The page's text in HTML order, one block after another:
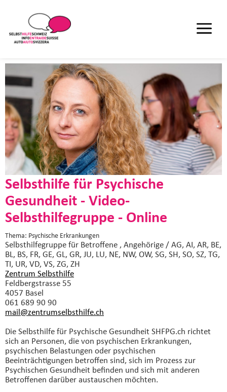
Selbsthilfe für Psychische
Gesundheit - Video-
Selbsthilfegruppe - Online
Thema: Psychische Erkrankungen
Selbsthilfegruppefür Betroffene , Angehörige / AG, AI, AR, BE,
BL, BS, FR, GE, GL, GR, JU, LU, NE, NW, OW, SG, SH, SO, SZ, TG,
TI, UR, VD, VS, ZG, ZH
Zentrum Selbsthilfe
Feldbergstrasse 55
4057 Basel
061 689 90 90
mail@zentrumselbsthilfe.ch
Die Selbsthilfe für Psychische Gesundheit SHFPG.ch richtet
sich an Personen, die von psychischen Erkrankungen,
psychischen Belastungen oder psychischen
Beeinträchtigungen betroffen sind, sich im Prozess zur
Psychischen Gesundheit befinden und sich mit anderen
Betroffenen darüber austauschen möchten.